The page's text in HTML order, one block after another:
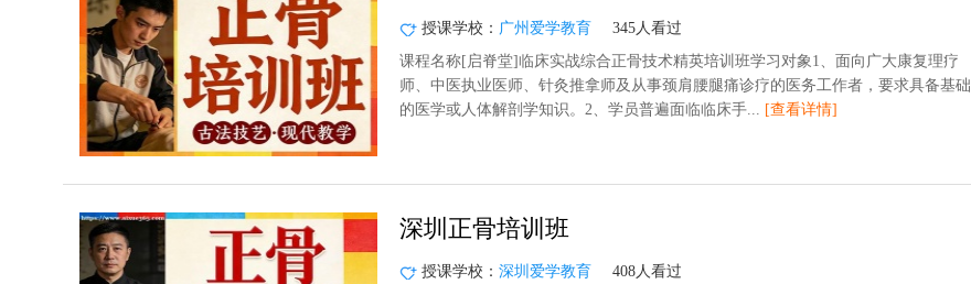
授课学校： 广州爱学教育
345人看过
课程名称[启脊堂]临床实战综合正骨技术精英培训班学习对象1、面向广大康复理疗
师、中医执业医师、针灸推拿师及从事颈肩腰腿痛诊疗的医务工作者，要求具备基础
的医学或人体解剖学知识。2、学员普遍面临临床手... [查看详情]
深圳正骨培训班
授课学校： 深圳爱学教育
408人看过